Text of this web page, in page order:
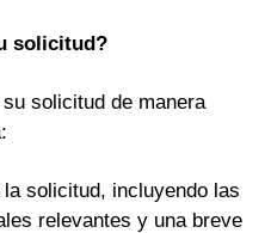
solicitud?
solicitud de manera
solicitud, incluyendo las
relevantes y una breve